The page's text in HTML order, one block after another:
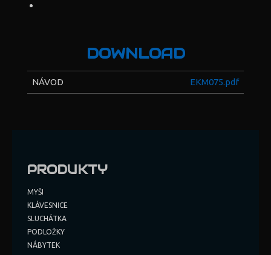
DOWNLOAD
NÁVOD EKM075.pdf
PRODUKTY
MYŠI
KLÁVESNICE
SLUCHÁTKA
PODLOŽKY
NÁBYTEK